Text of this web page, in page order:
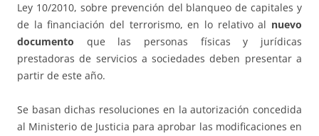
Ley 10/2010, sobre prevención del blanqueo de capitales y
de la financiación del terrorismo, en lo relativo al nuevo
documento que las personas físicas y jurídicas
prestadoras de servicios a sociedades deben presentar a
partir de este año.
Se basan dichas resoluciones en la autorización concedida
al Ministerio de Justicia para aprobar las modificaciones en